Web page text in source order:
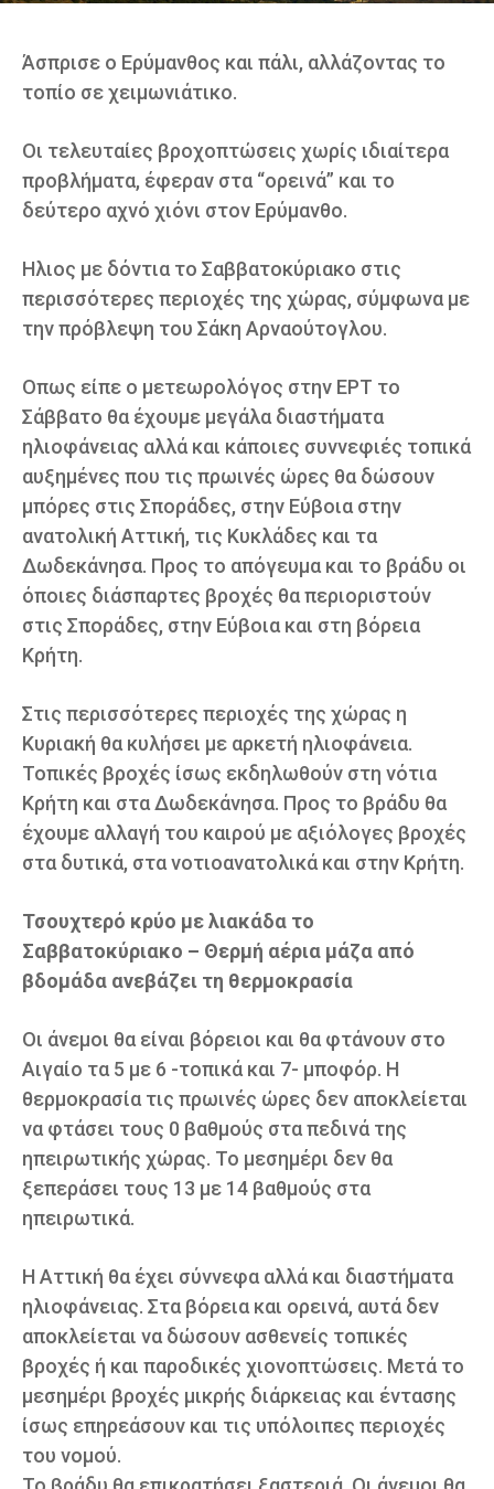
Άσπρισε ο Ερύμανθος και πάλι, αλλάζοντας το
τοπίο σε χειμωνιάτικο.
Οι τελευταίες βροχοπτώσεις χωρίς ιδιαίτερα
προβλήματα, έφεραν στα “ορεινά” και το
δεύτερο αχνό χιόνι στον Ερύμανθο.
Ηλιος με δόντια το Σαββατοκύριακο στις
περισσότερες περιοχές της χώρας, σύμφωνα με
την πρόβλεψη του Σάκη Αρναούτογλου.
Οπως είπε ο μετεωρολόγος στην ΕΡΤ το
Σάββατο θα έχουμε μεγάλα διαστήματα
ηλιοφάνειας αλλά και κάποιες συννεφιές τοπικά
αυξημένες που τις πρωινές ώρες θα δώσουν
μπόρες στις Σποράδες, στην Εύβοια στην
ανατολική Αττική, τις Κυκλάδες και τα
Δωδεκάνησα. Προς το απόγευμα και το βράδυ οι
όποιες διάσπαρτες βροχές θα περιοριστούν
στις Σποράδες, στην Εύβοια και στη βόρεια
Κρήτη.
Στις περισσότερες περιοχές της χώρας η
Κυριακή θα κυλήσει με αρκετή ηλιοφάνεια.
Τοπικές βροχές ίσως εκδηλωθούν στη νότια
Κρήτη και στα Δωδεκάνησα. Προς το βράδυ θα
έχουμε αλλαγή του καιρού με αξιόλογες βροχές
στα δυτικά, στα νοτιοανατολικά και στην Κρήτη.
Τσουχτερό κρύο με λιακάδα το
Σαββατοκύριακο – Θερμή αέρια μάζα από
βδομάδα ανεβάζει τη θερμοκρασία
Οι άνεμοι θα είναι βόρειοι και θα φτάνουν στο
Αιγαίο τα 5 με 6 -τοπικά και 7- μποφόρ. Η
θερμοκρασία τις πρωινές ώρες δεν αποκλείεται
να φτάσει τους 0 βαθμούς στα πεδινά της
ηπειρωτικής χώρας. Το μεσημέρι δεν θα
ξεπεράσει τους 13 με 14 βαθμούς στα
ηπειρωτικά.
Η Αττική θα έχει σύννεφα αλλά και διαστήματα
ηλιοφάνειας. Στα βόρεια και ορεινά, αυτά δεν
αποκλείεται να δώσουν ασθενείς τοπικές
βροχές ή και παροδικές χιονοπτώσεις. Μετά το
μεσημέρι βροχές μικρής διάρκειας και έντασης
ίσως επηρεάσουν και τις υπόλοιπες περιοχές
του νομού.